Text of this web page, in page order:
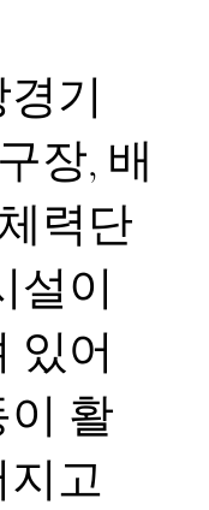
기
장, 배
력단
설이
있어
활
고